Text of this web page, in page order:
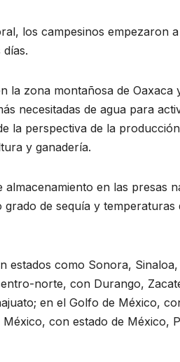
los campesinos empezaron
la zona montañosa de Oaxaca
necesitadas de agua para
la perspectiva de la
y ganadería.
en las presas
de sequía y temperaturas
estados como Sonora,
norte, con Durango,
en el Golfo de México,
con estado de México,